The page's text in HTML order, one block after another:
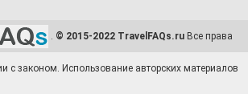
© 2015-2022 TravelFAQs.ru Все права
с законом. Использование авторских материалов